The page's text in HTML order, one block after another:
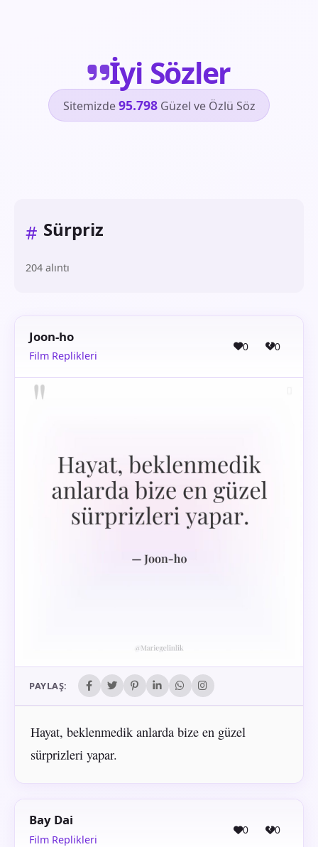
İyi Sözler
Sitemizde95.798Güzel ve Özlü Söz
# Sürpriz
204 alıntı
Joon-ho
Film Replikleri
0 0
PAYLAŞ:
Hayat, beklenmedik anlarda bize en güzel
sürprizleri yapar.
Bay Dai
Film Replikleri
0 0